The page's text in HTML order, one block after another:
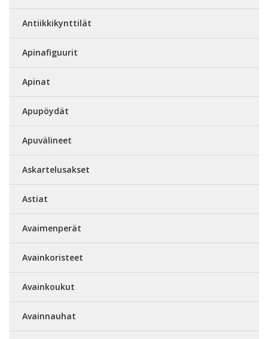
Antiikkikynttilät
Apinafiguurit
Apinat
Apupöydät
Apuvälineet
Askartelusakset
Astiat
Avaimenperät
Avainkoristeet
Avainkoukut
Avainnauhat